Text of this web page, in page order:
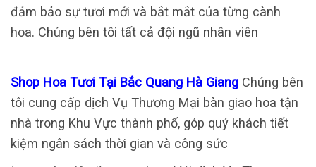
đảm bảo sự tươi mới và bắt mắt của từng cành
hoa. Chúng bên tôi tất cả đội ngũ nhân viên
Shop Hoa Tươi Tại Bắc Quang Hà Giang Chúng bên
tôi cung cấp dịch Vụ Thương Mại bàn giao hoa tận
nhà trong Khu Vực thành phố, góp quý khách tiết
kiệm ngân sách thời gian và công sức